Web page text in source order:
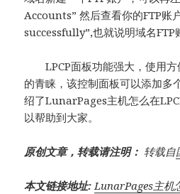
Accounts” 然后查看你的FTP账
successfully”,也就说明域名FTP
LPCP面板功能强大，使用方
的青睐，该控制面板可以添加多
绍了LunarPages主机怎么在
以帮助到大家。
原创文章，转载请注明： 转载自
本文链接地址: LunarPages主机